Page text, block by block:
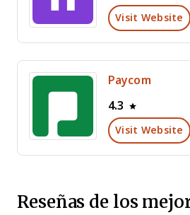
Visit Website
Paycom
4.3
Visit Website
Reseñas de los